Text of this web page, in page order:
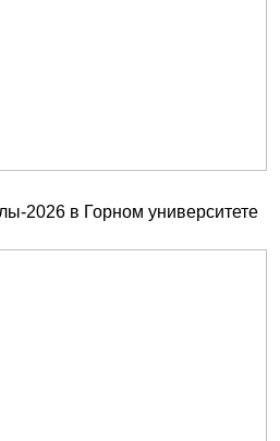
2026 в Горном университете